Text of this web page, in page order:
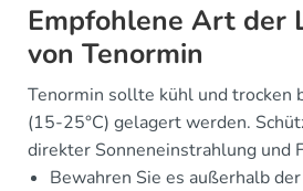
Empfohlene Art der
von Tenormin
Tenormin sollte kühl und trocken
(15-25°C) gelagert werden.
direkter Sonneneinstrahlung und
Bewahren Sie es außerhalb